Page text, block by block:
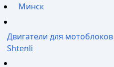
Минск
Двигатели для
Shtenli